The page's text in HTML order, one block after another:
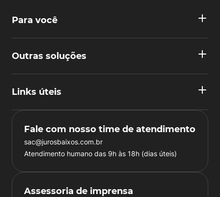
Para você
Outras soluções
Links úteis
Fale com nosso time de atendimento
sac@jurosbaixos.com.br
Atendimento humano das 9h às 18h (dias úteis)
Assessoria de imprensa